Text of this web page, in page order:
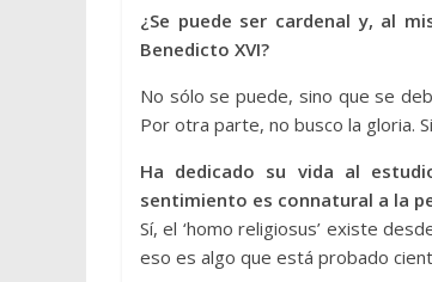
¿Se puede ser cardenal y, al
Benedicto XVI?
No sólo se puede, sino que se
Por otra parte, no busco la gloria.
Ha dedicado su vida al
sentimiento es connatural a la
Sí, el ‘homo religiosus’ existe
eso es algo que está probado